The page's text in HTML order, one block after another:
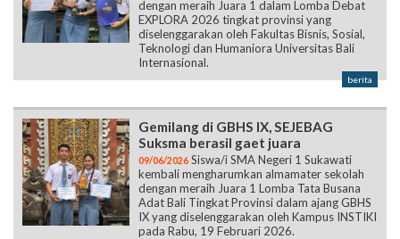
dengan meraih Juara 1 dalam Lomba Debat
EXPLORA 2026 tingkat provinsi yang
diselenggarakan oleh Fakultas Bisnis, Sosial,
Teknologi dan Humaniora Universitas Bali
Internasional.
berita
Gemilang di GBHS IX, SEJEBAG
Suksma berasil gaet juara
09/06/2026 Siswa/i SMA Negeri 1 Sukawati
kembali mengharumkan almamater sekolah
dengan meraih Juara 1 Lomba Tata Busana
Adat Bali Tingkat Provinsi dalam ajang GBHS
IX yang diselenggarakan oleh Kampus INSTIKI
pada Rabu, 19 Februari 2026.